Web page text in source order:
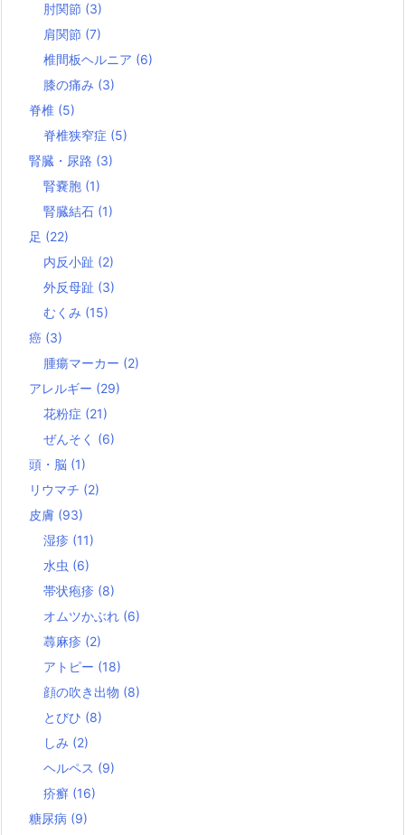
肘関節 (3)
肩関節 (7)
椎間板ヘルニア (6)
膝の痛み (3)
脊椎 (5)
脊椎狭窄症 (5)
腎臓・尿路 (3)
腎嚢胞 (1)
腎臓結石 (1)
足 (22)
内反小趾 (2)
外反母趾 (3)
むくみ (15)
癌 (3)
腫瘍マーカー (2)
アレルギー (29)
花粉症 (21)
ぜんそく (6)
頭・脳 (1)
リウマチ (2)
皮膚 (93)
湿疹 (11)
水虫 (6)
帯状疱疹 (8)
オムツかぶれ (6)
蕁麻疹 (2)
アトピー (18)
顔の吹き出物 (8)
とびひ (8)
しみ (2)
ヘルペス (9)
疥癬 (16)
糖尿病 (9)